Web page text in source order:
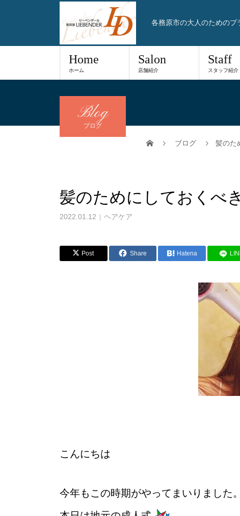
各務原市の大人のためのプ
Home
ホーム
Salon
店舗紹介
Staff
スタッフ紹介
Blog
ブログ
ブログ 髪のた
髪のためにしておくべ
2022.01.12 ヘアケア
Post Share Hatena
こんにちは
今年もこの時期がやってまいりました。